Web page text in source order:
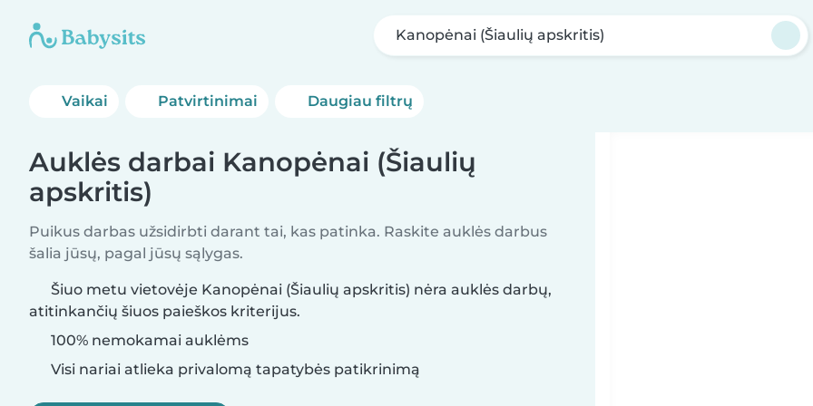
Kanopėnai (Šiaulių apskritis)
Vaikai Patvirtinimai Daugiau filtrų
Auklės darbai Kanopėnai (Šiaulių
apskritis)
Puikus darbas užsidirbti darant tai, kas patinka. Raskite auklės darbus
šalia jūsų, pagal jūsų sąlygas.
Šiuo metu vietovėje Kanopėnai (Šiaulių apskritis) nėra auklės darbų,
atitinkančių šiuos paieškos kriterijus.
100% nemokamai auklėms
Visi nariai atlieka privalomą tapatybės patikrinimą